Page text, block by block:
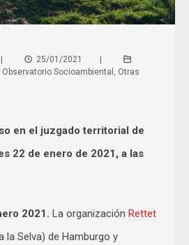
25/01/2021
Observatorio Socioambiental , Otras
en el juzgado territorial de
22 de enero de 2021, a las
2021 . La organización Rettet
la Selva) de Hamburgo y